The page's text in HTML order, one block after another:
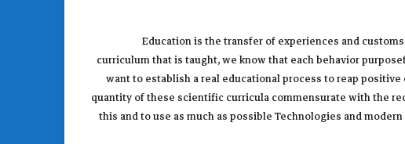
Education is the transfer of experiences and
curriculum that is taught, we know that each behavior
want to establish a real educational process to reap
quantity of these scientific curricula commensurate with the
this and to use as much as possible Technologies and